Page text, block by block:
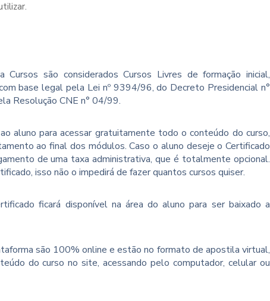
são considerados Cursos Livres de formação inicial,
base legal pela Lei nº 9394/96, do Decreto Presidencial n°
Resolução CNE n° 04/99.
aluno para acessar gratuitamente todo o conteúdo do curso,
ao final dos módulos. Caso o aluno deseje o Certificado
de uma taxa administrativa, que é totalmente opcional.
isso não o impedirá de fazer quantos cursos quiser.
ficará disponível na área do aluno para ser baixado a
são 100% online e estão no formato de apostila virtual,
do curso no site, acessando pelo computador, celular ou